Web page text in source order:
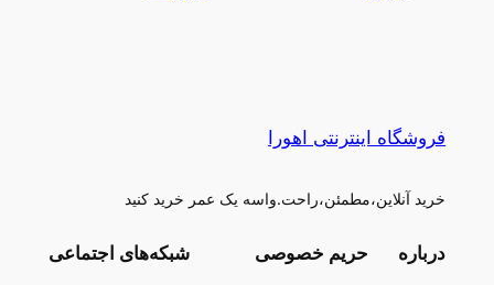
فروشگاه اینترنتی اهورا
خرید آنلاین،مطمئن،راحت.واسه یک عمر خرید کنید
درباره حریم خصوصی شبکه‌های اجتماعی